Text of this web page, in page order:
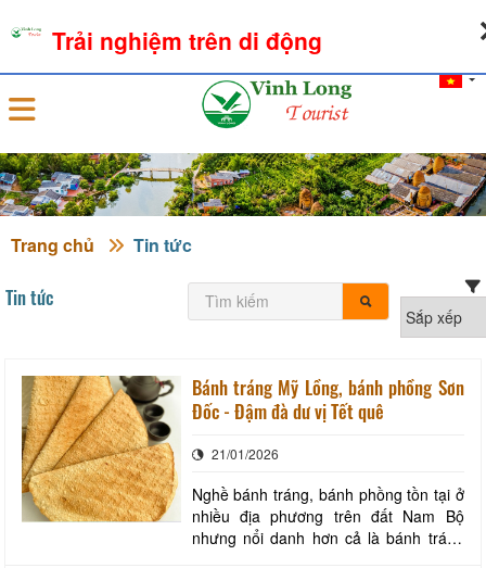
Đăng nhập
Trang chủ Tin tức
Tin tức
Bánh tráng Mỹ Lồng, bánh phồng Sơn
Đốc - Đậm đà dư vị Tết quê
21/01/2026
Nghề bánh tráng, bánh phồng tồn tại ở
nhiều địa phương trên đất Nam Bộ
nhưng nổi danh hơn cả là bánh tráng
Trải nghiệm trên di động